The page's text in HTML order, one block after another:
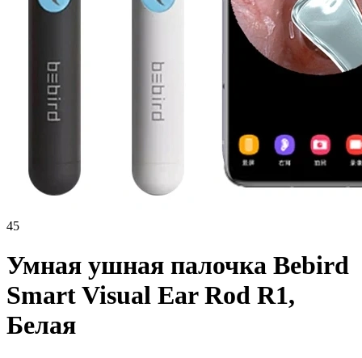
45
Умная ушная палочка Bebird
Smart Visual Ear Rod R1,
Белая